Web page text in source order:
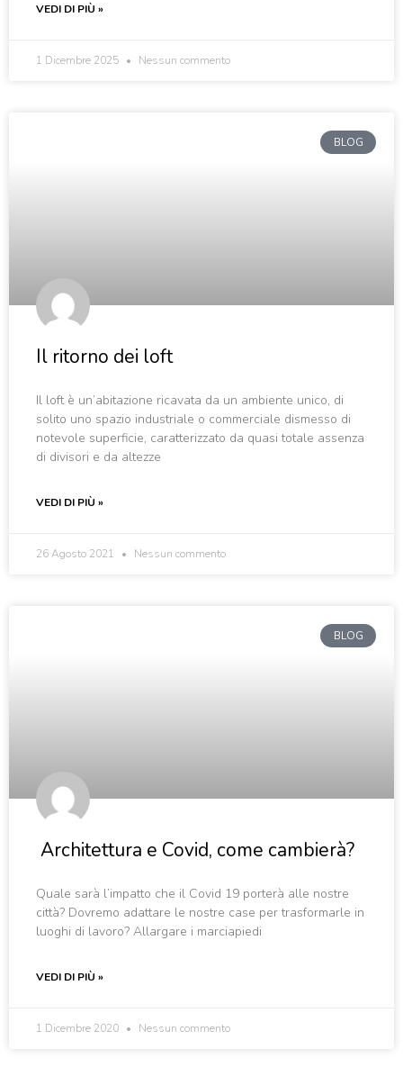
VEDI DI PIÙ »
1 Dicembre 2025 Nessun commento
BLOG
Il ritorno dei loft
Il loft è un’abitazione ricavata da un ambiente unico, di
solito uno spazio industriale o commerciale dismesso di
notevole superficie, caratterizzato da quasi totale assenza
di divisori e da altezze
VEDI DI PIÙ »
26 Agosto 2021 Nessun commento
BLOG
Architettura e Covid, come cambierà?
Quale sarà l’impatto che il Covid 19 porterà alle nostre
città? Dovremo adattare le nostre case per trasformarle in
luoghi di lavoro? Allargare i marciapiedi
VEDI DI PIÙ »
1 Dicembre 2020 Nessun commento